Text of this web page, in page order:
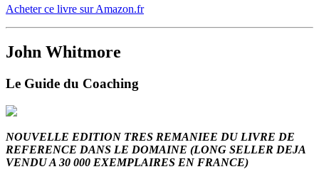
Acheter ce livre sur Amazon.fr
John Whitmore
Le Guide du Coaching
NOUVELLE EDITION TRES REMANIEE DU LIVRE DE
REFERENCE DANS LE DOMAINE (LONG SELLER DEJA
VENDU A 30 000 EXEMPLAIRES EN FRANCE)